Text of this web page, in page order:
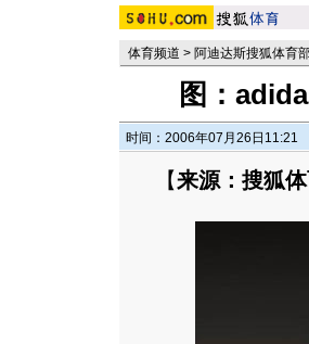
体育频道 > 阿迪达斯搜狐体育
图：
时间：2006年07月26日11:21
【来源：搜狐